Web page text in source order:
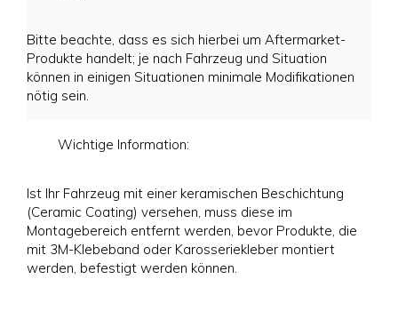
Bitte beachte, dass es sich hierbei um Aftermarket-
Produkte handelt; je nach Fahrzeug und Situation
können in einigen Situationen minimale Modifikationen
nötig sein.
Wichtige Information:
Ist Ihr Fahrzeug mit einer keramischen Beschichtung
(Ceramic Coating) versehen, muss diese im
Montagebereich entfernt werden, bevor Produkte, die
mit 3M-Klebeband oder Karosseriekleber montiert
werden, befestigt werden können.